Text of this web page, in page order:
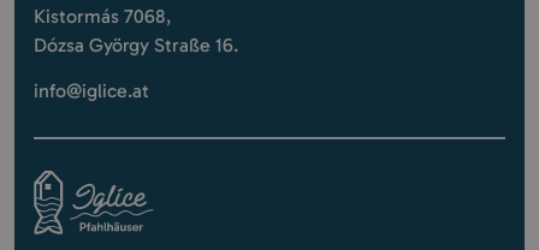
Kistormás 7068,
Dózsa György Straße 16.
info@iglice.at